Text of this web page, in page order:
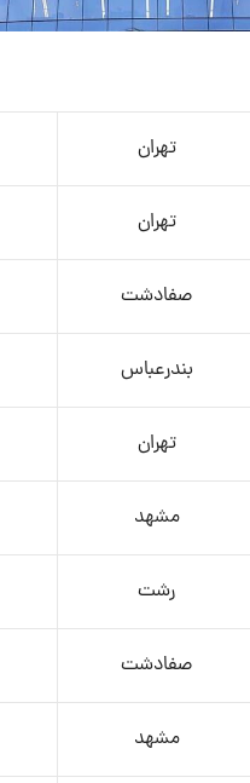
تهران
تهران
صفادشت
بندرعباس
تهران
مشهد
رشت
صفادشت
مشهد